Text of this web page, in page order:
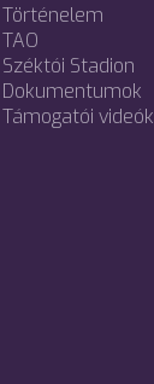
Történelem
TAO
Széktói Stadion
Dokumentumok
Támogatói videók